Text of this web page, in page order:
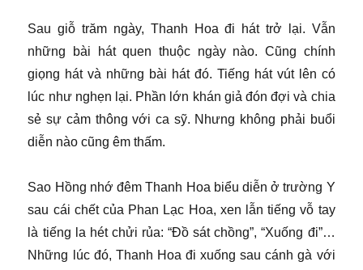
Sau giỗ trăm ngày, Thanh Hoa đi hát trở lại. Vẫn
những bài hát quen thuộc ngày nào. Cũng chính
giọng hát và những bài hát đó. Tiếng hát vút lên có
lúc như nghẹn lại. Phần lớn khán giả đón đợi và chia
sẻ sự cảm thông với ca sỹ. Nhưng không phải buổi
diễn nào cũng êm thấm.
Sao Hồng nhớ đêm Thanh Hoa biểu diễn ở trường Y
sau cái chết của Phan Lạc Hoa, xen lẫn tiếng vỗ tay
là tiếng la hét chửi rủa: “Đồ sát chồng”, “Xuống đi”…
Những lúc đó, Thanh Hoa đi xuống sau cánh gà với